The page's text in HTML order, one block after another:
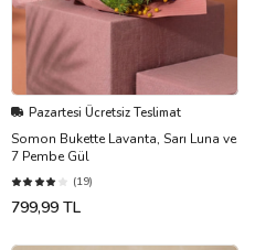
Pazartesi Ücretsiz Teslimat
Somon Bukette Lavanta, Sarı Luna ve
7 Pembe Gül
(19)
799,99 TL